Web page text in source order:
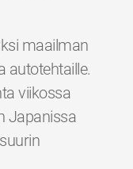
maailman
autotehtaille.
viikossa
Japanissa